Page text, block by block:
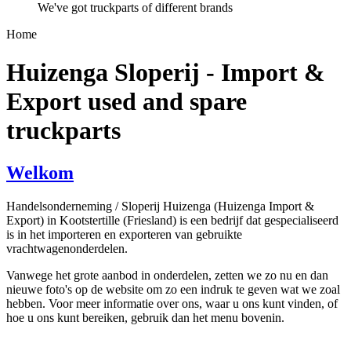
We've got truckparts of different brands
Home
Huizenga Sloperij - Import &
Export used and spare
truckparts
Welkom
Handelsonderneming / Sloperij Huizenga (Huizenga Import &
Export) in Kootstertille (Friesland) is een bedrijf dat gespecialiseerd
is in het importeren en exporteren van gebruikte
vrachtwagenonderdelen.
Vanwege het grote aanbod in onderdelen, zetten we zo nu en dan
nieuwe foto's op de website om zo een indruk te geven wat we zoal
hebben. Voor meer informatie over ons, waar u ons kunt vinden, of
hoe u ons kunt bereiken, gebruik dan het menu bovenin.